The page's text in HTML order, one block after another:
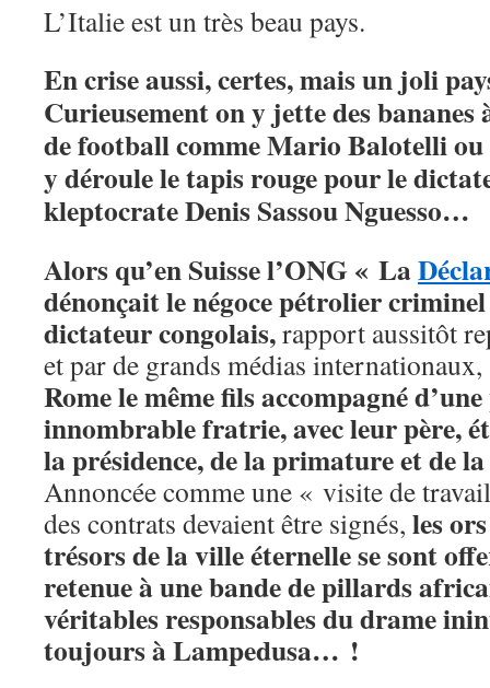
L’Italie est un très beau pays.
En crise aussi, certes, mais un joli
Curieusement on y jette des bananes
de football comme Mario Balotelli ou
y déroule le tapis rouge pour le
kleptocrate Denis Sassou Nguesso…
Alors qu’en Suissel’ONG « La
dénonçait le négoce pétrolier
dictateur congolais,rapport aussitôt
et par de grands médias
Rome le même fils accompagné
innombrable fratrie, avec leur père,
la présidence, de la primature et de
Annoncée comme une « visite de
des contrats devaient être signés, les
trésors de la ville éternelle se sont
retenue à une bande de pillards
véritables responsables du drame
toujours à Lampedusa… !